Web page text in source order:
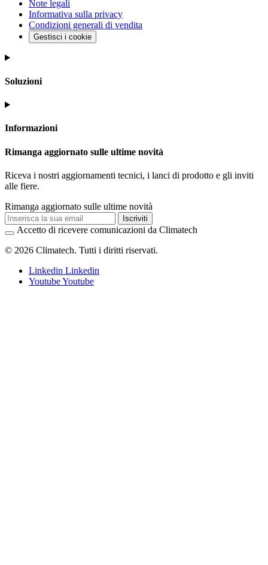
Note legali
Informativa sulla privacy
Condizioni generali di vendita
Gestisci i cookie
Soluzioni
Informazioni
Rimanga aggiornato sulle ultime novità
Riceva i nostri aggiornamenti tecnici, i lanci di prodotto e gli inviti
alle fiere.
Rimanga aggiornato sulle ultime novità
Iscriviti
Accetto di ricevere comunicazioni da Climatech
© 2026 Climatech. Tutti i diritti riservati.
Linkedin Linkedin
YoutubeYoutube